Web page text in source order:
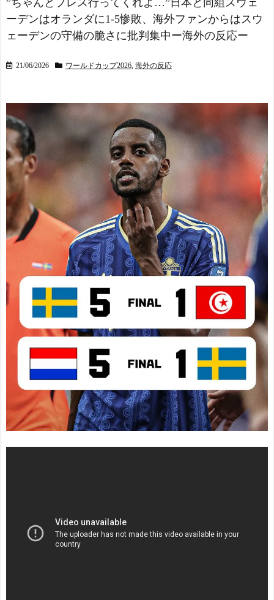
”ちゃんとプレス行ってくれよ…”日本と同組スウェ
ーデンはオランダに1-5惨敗、海外ファンからはスウ
ェーデンの守備の脆さに批判集中ー海外の反応ー
21/06/2026 ワールドカップ2026, 海外の反応